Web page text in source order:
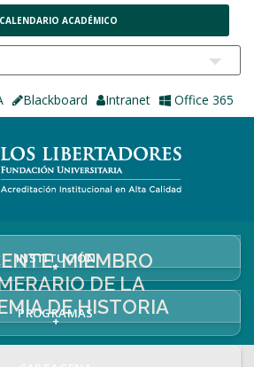
CALENDARIO ACADÉMICO
Blackboard Intranet Office 365
INSTITUCIÓN
+
PROGRAMAS
+
MIEMBRO
DE LA
DE HISTORIA